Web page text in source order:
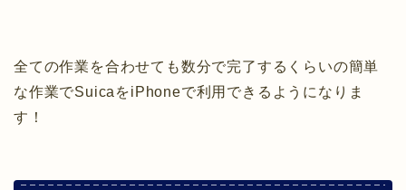
全ての作業を合わせても数分で完了するくらいの簡単
な作業でSuicaをiPhoneで利用できるようになりま
す！